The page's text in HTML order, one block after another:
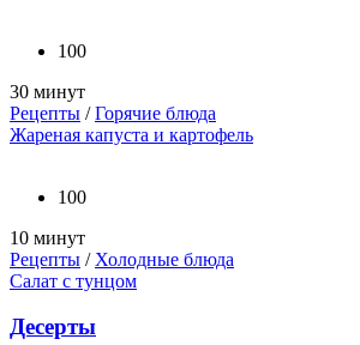
100
30 минут
Рецепты /Горячие блюда
Жареная капуста и картофель
100
10 минут
Рецепты / Холодные блюда
Салат с тунцом
Десерты